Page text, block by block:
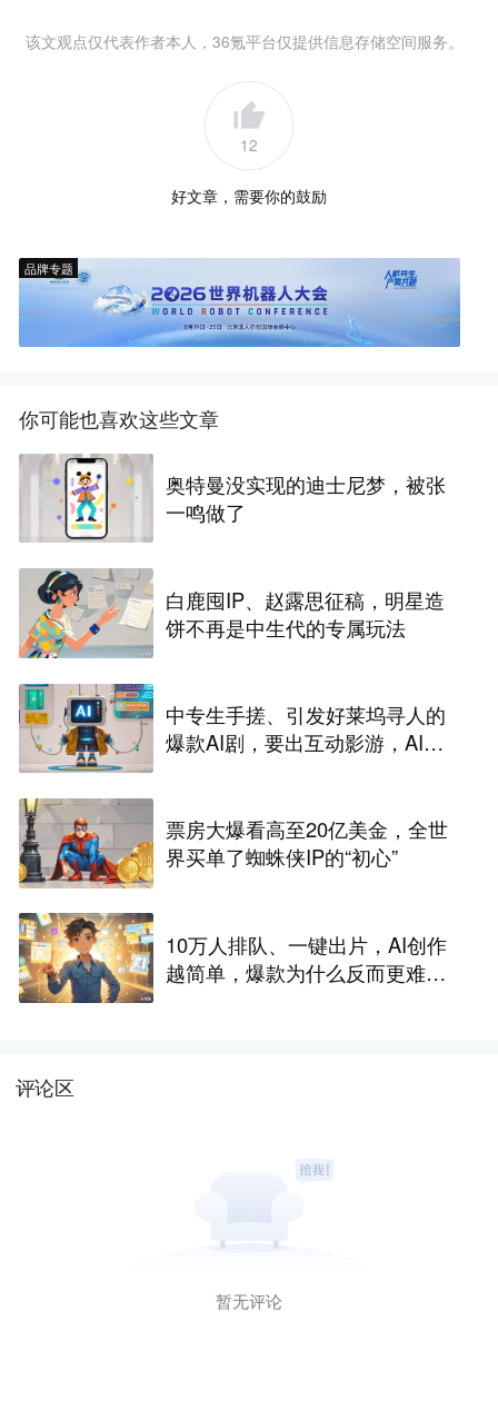
该文观点仅代表作者本人，36氪平台仅提供信息存储空间服务。
12
好文章，需要你的鼓励
品牌专题
你可能也喜欢这些文章
奥特曼没实现的迪士尼梦，被张
一鸣做了
白鹿囤IP、赵露思征稿，明星造
饼不再是中生代的专属玩法
中专生手搓、引发好莱坞寻人的
爆款AI剧，要出互动影游，AI剧
票房大爆看高至20亿美金，全世
界买单了蜘蛛侠IP的“初心”
10万人排队、一键出片，AI创作
越简单，爆款为什么反而更难做
评论区
暂无评论